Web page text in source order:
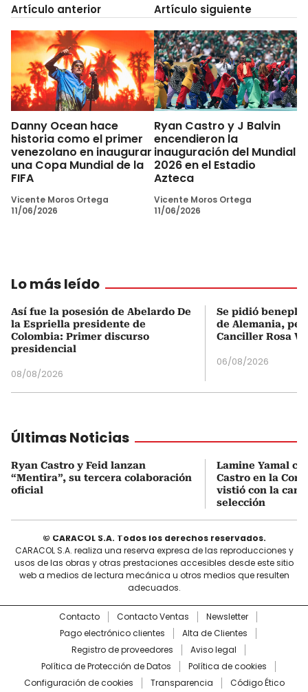
Artículo anterior
Danny Ocean hace
historia como el primer
venezolano en inaugurar
una Copa Mundial de la
FIFA
Vicente Moros Ortega
11/06/2026
Artículo siguiente
Ryan Castro y J Balvin
encendieron la
inauguración del Mundial
2026 en el Estadio
Azteca
Vicente Moros Ortega
11/06/2026
Lo más leído
Así fue la posesión de Abelardo De
la Espriella presidente de
Colombia: Primer discurso
presidencial
08/08/2026
Se pidió
de Alemania,
Canciller Rosa
06/08/2026
Últimas Noticias
Ryan Castro y Feid lanzan
“Mentira”, su tercera colaboración
oficial
Lamine Yamal
Castro en la
vistió con la
selección
© CARACOL S.A. Todos los derechos reservados.
CARACOL S.A. realiza una reserva expresa de las reproducciones y
usos de las obras y otras prestaciones accesibles desde este sitio
web a medios de lectura mecánica u otros medios que resulten
adecuados.
Contacto Contacto Ventas
Newsletter
Pago electrónico clientes
Alta de Clientes
Registro de proveedores
Aviso legal
Política de Protección de Datos
Política de cookies
Configuración de cookies
Transparencia Código Ético